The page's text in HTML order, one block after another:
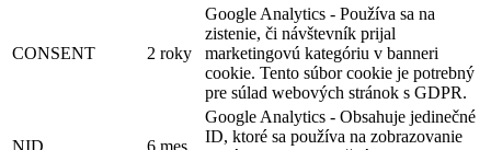
CONSENT 2 roky
Google Analytics - Používa sa na
zistenie, či návštevník prijal
marketingovú kategóriu v banneri
cookie. Tento súbor cookie je potrebný
pre súlad webových stránok s GDPR.
NID 6 mes.
Google Analytics - Obsahuje jedinečné
ID, ktoré sa používa na zobrazovanie